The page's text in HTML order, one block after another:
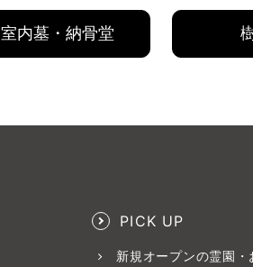
室内墓・納骨堂
PICK UP
新規オープンの霊園・